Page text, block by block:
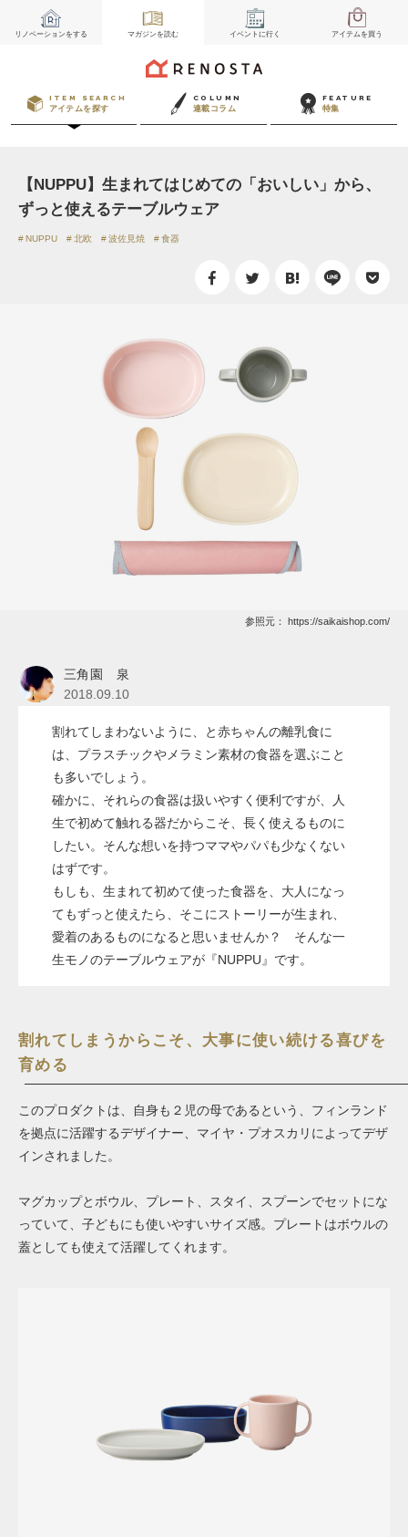
リノベーションをする マガジンを読む イベント に行く アイテムを買う
ITEM SEARCH
アイテムを探す
COLUMN
連載コラム
FEATURE
特集
【NUPPU】生まれてはじめての「おいしい」から、
ずっと使えるテーブルウェア
NUPPU 北欧 波佐見焼 食器
参照元： https://saikaishop.com/
三角園 泉
2018.09.10
割れてしまわないように、と赤ちゃんの離乳食に
は、プラスチックやメラミン素材の食器を選ぶこと
も多いでしょう。
確かに、それらの食器は扱いやすく便利ですが、人
生で初めて触れる器だからこそ、長く使えるものに
したい。そんな想いを持つママやパパも少なくない
はずです。
もしも、生まれて初めて使った食器を、大人になっ
てもずっと使えたら、そこにストーリーが生まれ、
愛着のあるものになると思いませんか？ そんな一
生モノのテーブルウェアが『NUPPU』です。
割れてしまうからこそ、大事に使い続ける喜びを
育める
このプロダクトは、自身も２児の母であるという、フィンランド
を拠点に活躍するデザイナー、マイヤ・プオスカリによってデザ
インされました。
マグカップとボウル、プレート、スタイ、スプーンでセットにな
っていて、子どもにも使いやすいサイズ感。プレートはボウルの
蓋としても使えて活躍してくれます。